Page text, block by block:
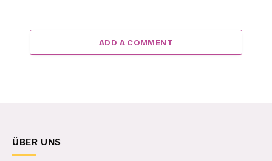
ADD A COMMENT
ÜBER UNS